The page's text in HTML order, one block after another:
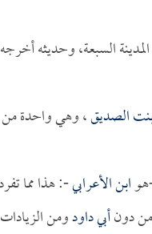
المدينة السبعة، وحديثه
الصديق، وهي واحدة
ابن الأعرابي-: هذا مما
من دونأبي داودومن